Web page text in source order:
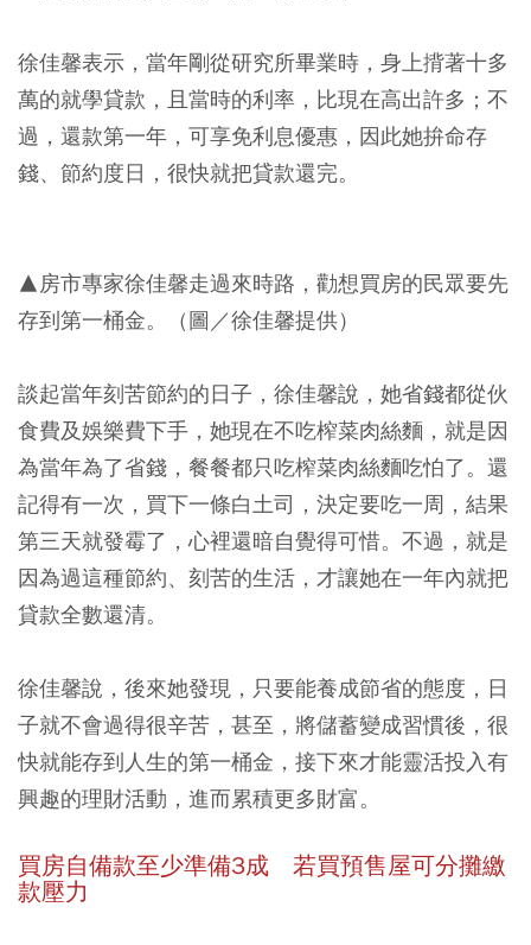
徐佳馨表示，當年剛從研究所畢業時，身上揹著十多
萬的就學貸款，且當時的利率，比現在高出許多；不
過，還款第一年，可享免利息優惠，因此她拚命存
錢、節約度日，很快就把貸款還完。
▲房市專家徐佳馨走過來時路，勸想買房的民眾要先
存到第一桶金。（圖／徐佳馨提供）
談起當年刻苦節約的日子，徐佳馨說，她省錢都從伙
食費及娛樂費下手，她現在不吃榨菜肉絲麵，就是因
為當年為了省錢，餐餐都只吃榨菜肉絲麵吃怕了。還
記得有一次，買下一條白土司，決定要吃一周，結果
第三天就發霉了，心裡還暗自覺得可惜。不過，就是
因為過這種節約、刻苦的生活，才讓她在一年內就把
貸款全數還清。
徐佳馨說，後來她發現，只要能養成節省的態度，日
子就不會過得很辛苦，甚至，將儲蓄變成習慣後，很
快就能存到人生的第一桶金，接下來才能靈活投入有
興趣的理財活動，進而累積更多財富。
買房自備款至少準備3成 若買預售屋可分攤繳
款壓力